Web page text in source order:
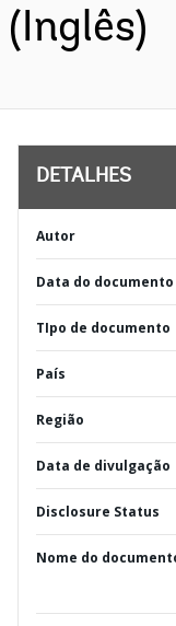
(Inglês)
DETALHES
Autor
Data do documento
TIpo de documento
País
Região
Data de divulgação
Disclosure Status
Nome do